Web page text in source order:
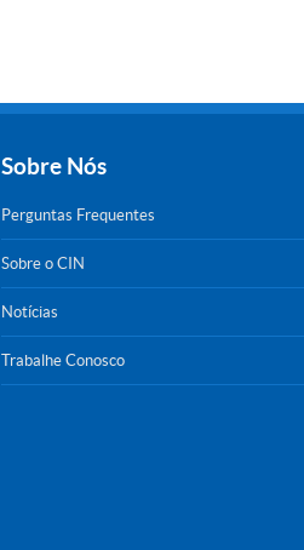
Sobre Nós
Perguntas Frequentes
Sobre o CIN
Notícias
Trabalhe Conosco